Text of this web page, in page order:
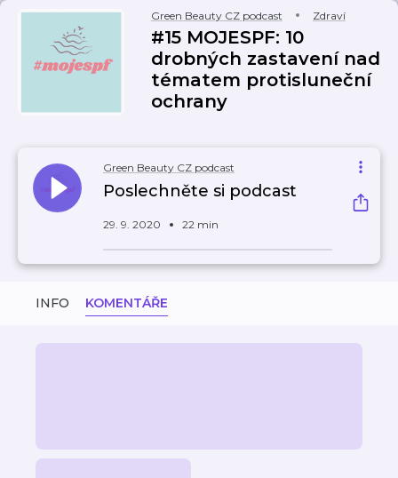
Green Beauty CZ podcast Zdraví
#15 MOJESPF: 10
drobných zastavení nad
tématem protisluneční
ochrany
Green Beauty CZ podcast
Poslechněte si podcast
29. 9. 2020 22 min
INFO KOMENTÁŘE